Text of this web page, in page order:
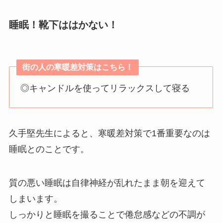
睡眠！靴下ははかない！
街の人の寒暖差対策はこちら！
◎キャンドルを使ってリラックスして寝る
久手堅先生によると、寒暖差対策で1番重要なのは
睡眠とのことです。
質の悪い睡眠は自律神経が乱れたまま朝を迎えて
しまいます。
しっかりと睡眠を撮ることで倦怠感などの不調が